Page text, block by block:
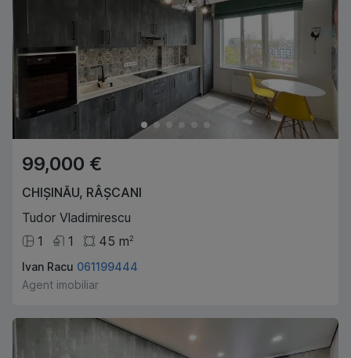
99,000 €
CHIȘINĂU, RÂȘCANI
Tudor Vladimirescu
1
1 45 m2
Ivan Racu 061199444
Agent imobiliar